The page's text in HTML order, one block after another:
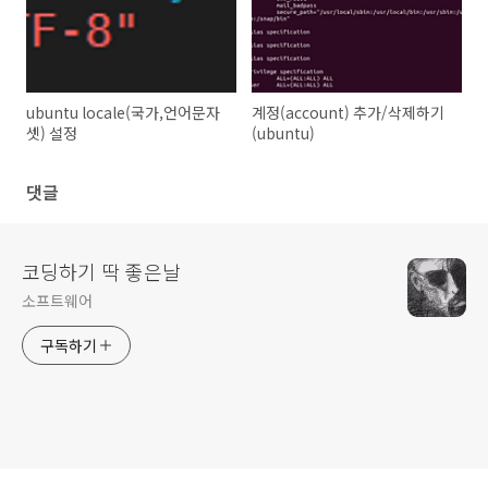
ubuntu locale(국가,언어문자
셋) 설정
계정(account) 추가/삭제하기
(ubuntu)
댓글
코딩하기 딱 좋은날
소프트웨어
구독하기